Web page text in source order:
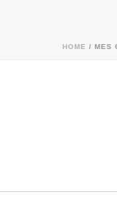
HOME / MES